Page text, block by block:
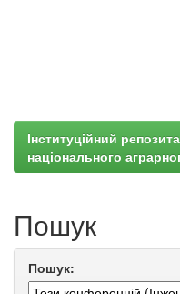
Інституційний
національного
Пошук
Пошук: